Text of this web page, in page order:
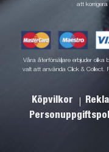
att korrigera
Våra återförsäljare erbjuder olika
valt att använda Click & Collect.
Köpvilkor